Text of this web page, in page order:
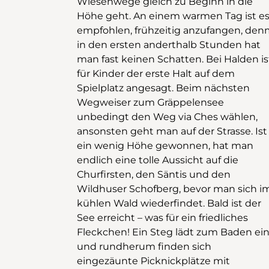
Höhe geht. An einem warmen Tag ist es
empfohlen, frühzeitig anzufangen,
in den ersten anderthalb Stunden hat
man fast keinen Schatten. Bei Halden
für Kinder der erste Halt auf dem
Spielplatz angesagt. Beim nächsten
Wegweiser zum Gräppelensee
unbedingt den Weg via Ches wählen,
ansonsten geht man auf der Strasse. Ist
ein wenig Höhe gewonnen, hat man
endlich eine tolle Aussicht auf die
Churfirsten, den Säntis und den
Wildhuser Schofberg, bevor man sich
kühlen Wald wiederfindet. Bald ist der
See erreicht – was für ein friedliches
Fleckchen! Ein Steg lädt zum Baden ein
und rundherum finden sich
eingezäunte Picknickplätze mit
überwunden. Auf dem Pass geht es
dann ein paar Meter nach links,
Richtung Alpli, danach sehr schmal und
steil wieder hinunter. Da sich der
auf der Schattenseite und im Wald
befindet, ist er recht rutschig. Für Hunde
und kleine Kinder ist dieses Teilstück
nicht geeignet, da man zuweilen auch
die Hände benutzen muss. Schnell sind
so die Höhenmeter wieder verloren und
man findet sich bei den Ställen wieder.
Wer noch weiterwandern will, biegt
beim ersten Stall rechts ab und geht
Schwägalp. Die anderen passen bei
Dreckloch auf: dort ist ein Stück
Bergwanderweg über die Weide
markiert, wo man abkürzen kann. Nun
ist es noch eine gute halbe Stunde bis